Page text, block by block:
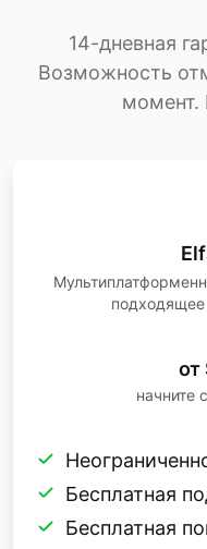
14-дневная
Возможность
момент.
подходящее
от
начните
Бесплатная
Бесплатная